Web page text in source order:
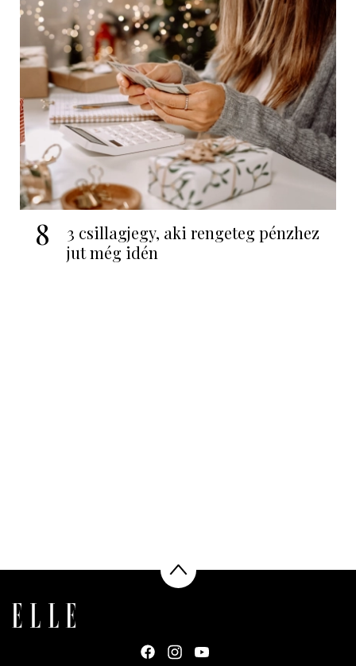
8
3 csillagjegy, aki rengeteg pénzhez
jut még idén